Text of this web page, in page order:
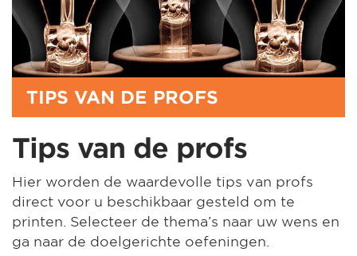
TIPS VAN DE PROFS
Tips van de profs
Hier worden de waardevolle tips van profs
direct voor u beschikbaar gesteld om te
printen. Selecteer de thema’s naar uw wens en
ga naar de doelgerichte oefeningen.